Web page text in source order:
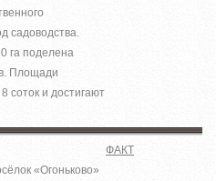
садоводства.
га поделена
Площади
соток и достигают
«Огоньково»
ФАКТ